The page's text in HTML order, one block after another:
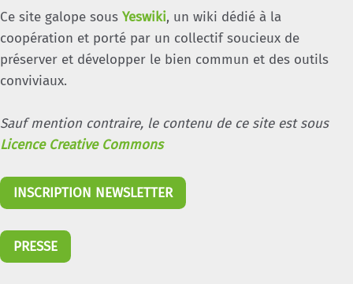
Ce site galope sous Yeswiki, un wiki dédié à la
coopération et porté par un collectif soucieux de
préserver et développer le bien commun et des outils
conviviaux.
Sauf mention contraire, le contenu de ce site est sous
Licence Creative Commons
INSCRIPTION NEWSLETTER
PRESSE